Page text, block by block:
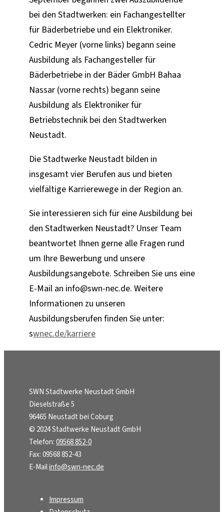
bei den Stadtwerken: ein Fachangestellter
für Bäderbetriebe und ein Elektroniker.
Cedric Meyer (vorne links) begann seine
Ausbildung als Fachangesteller für
Bäderbetriebe in der Bäder GmbH Bahaa
Nassar (vorne rechts) begann seine
Ausbildung als Elektroniker für
Betriebstechnik bei den Stadtwerken
Neustadt.
Die Stadtwerke Neustadt bilden in
insgesamt vier Berufen aus und bieten
vielfältige Karrierewege in der Region an.
Sie interessieren sich für eine Ausbildung bei
den Stadtwerken Neustadt? Unser Team
beantwortet Ihnen gerne alle Fragen rund
um Ihre Bewerbung und unsere
Ausbildungsangebote. Schreiben Sie uns eine
E-Mail an info@swn-nec.de. Weitere
Informationen zu unseren
Ausbildungsberufen finden Sie unter:
swnec.de/karriere
SWN Stadtwerke Neustadt GmbH
Dieselstraße 5
96465 Neustadt bei Coburg
© 2024 Stadtwerke Neustadt GmbH
Telefon:09568 852-0
Fax: 09568 852-43
E-Mailinfo@swn-nec.de
Impressum